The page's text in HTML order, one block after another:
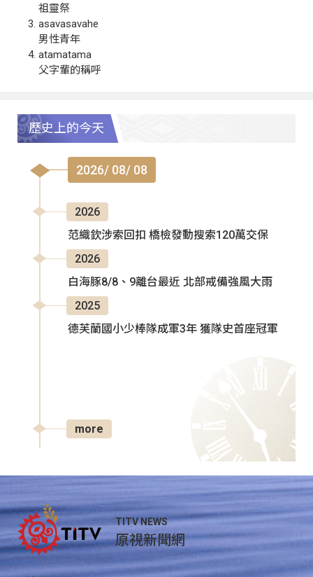
祖靈祭
asavasavahe
男性青年
atamatama
父字輩的稱呼
歷史上的今天
2026/ 08/ 08
2026
范織欽涉索回扣 橋檢發動搜索120萬交保
2026
白海豚8/8、9離台最近 北部戒備強風大雨
2025
德芙蘭國小少棒隊成軍3年 獲隊史首座冠軍
more
TITV NEWS
原視新聞網